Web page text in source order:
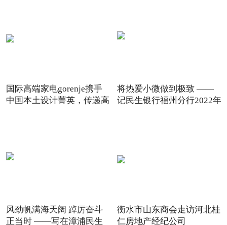
国际高端家电gorenje携手
中国本土设计菁英，传递高
将热爱小微做到极致 ——
记民生银行福州分行2022年
风劲帆满海天阔 踔厉奋斗
正当时 ——写在漳浦民生
衡水市山东商会走访河北桂
仁房地产经纪公司